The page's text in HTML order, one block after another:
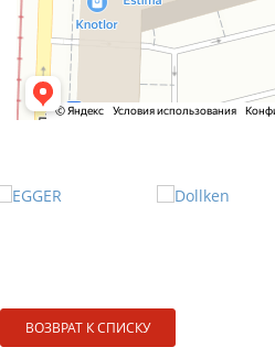
ВОЗВРАТ К СПИСКУ